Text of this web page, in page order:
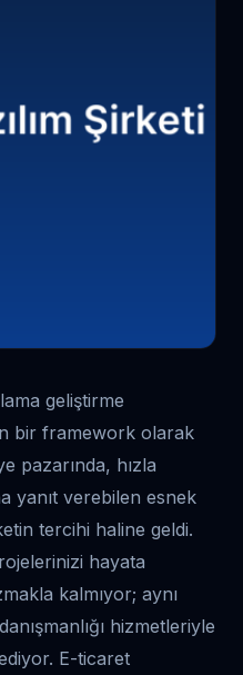
geliştirme
bir framework olarak
pazarında, hızla
yanıt verebilen esnek
tercihi haline geldi.
hayata
kalmıyor; aynı
hizmetleriyle
E-ticaret